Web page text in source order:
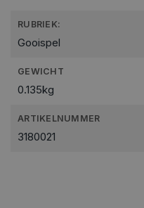
RUBRIEK:
Gooispel
GEWICHT
0.135kg
ARTIKELNUMMER
3180021